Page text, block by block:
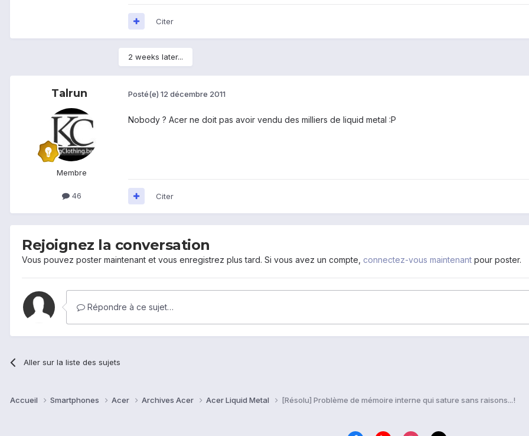
Citer
2 weeks later...
Talrun
Membre
46
Posté(e) 12 décembre 2011
Nobody ? Acer ne doit pas avoir vendu des milliers de liquid metal :P
Citer
Rejoignez la conversation
Vous pouvez poster maintenant et vous enregistrez plus tard. Si vous avez un compte, connectez-vous maintenant pour poster.
Répondre à ce sujet…
Aller sur la liste des sujets
Accueil Smartphones Acer Archives Acer Acer Liquid Metal [Résolu] Problème de mémoire interne qui sature sans raisons...!